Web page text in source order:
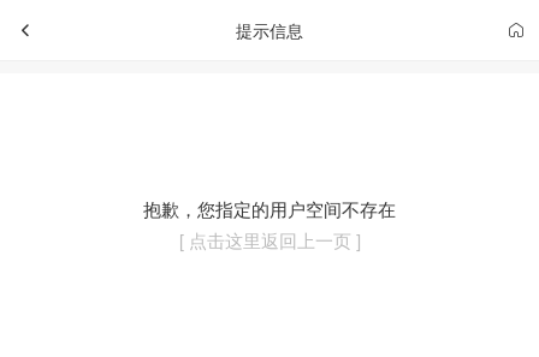
提示信息
抱歉，您指定的用户空间不存在
[ 点击这里返回上一页 ]